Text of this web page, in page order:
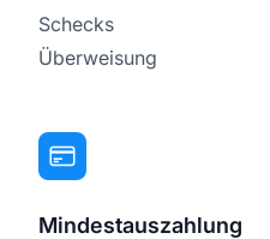
Schecks
Überweisung
Mindestauszahlung